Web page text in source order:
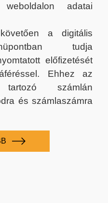
adatai
a digitális
tudja
előfizetését
Ehhez az
tartozó számlán
és számlaszámra